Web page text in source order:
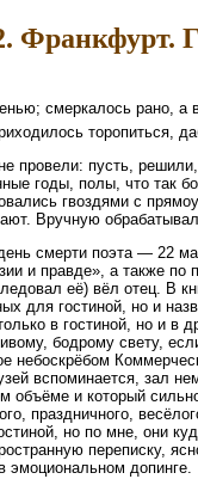
Франкфурт.
смеркалось рано, а
торопиться,
провели: пусть,
годы, полы, что так
гвоздями с
Вручную
смерти поэта — 22
и правде», а также по
её) вёл отец. В
для гостиной, но и
в гостиной, но и в
бодрому свету,
небоскрёбом
вспоминается, зал
объёме и который
праздничного,
но по мне, они
переписку,
допинге.